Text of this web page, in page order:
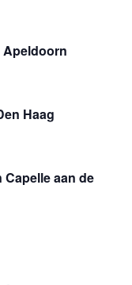
Apeldoorn
Haag
aan de